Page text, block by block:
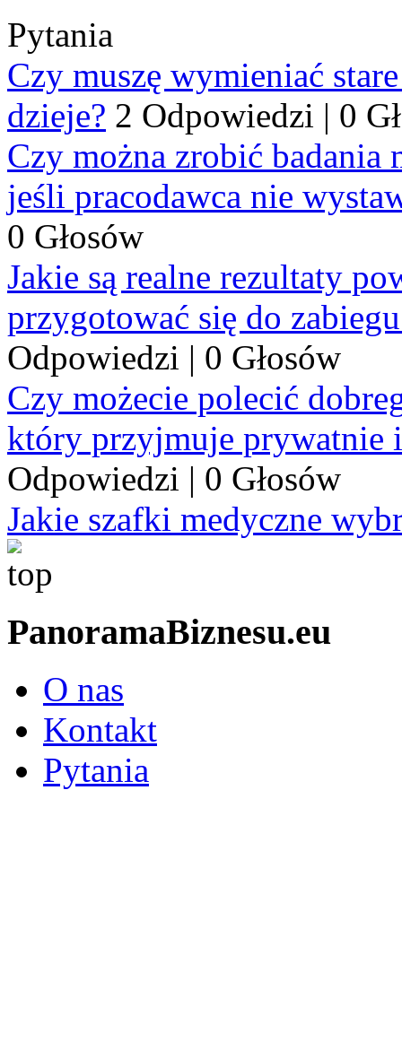
Pytania
Czy muszę wymieniać
dzieje? 2 Odpowiedzi | 0
Czy można zrobić badania
jeśli pracodawca nie
0 Głosów
Jakie są realne rezultaty
przygotować się do
Odpowiedzi | 0 Głosów
Czy możecie polecić
który przyjmuje prywatnie
Odpowiedzi | 0 Głosów
Jakie szafki medyczne
PanoramaBiznesu.eu
O nas
Kontakt
Pytania